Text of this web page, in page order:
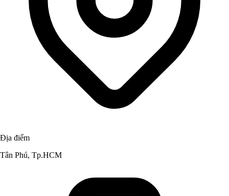
Địa điểm
Tân Phú, Tp.HCM